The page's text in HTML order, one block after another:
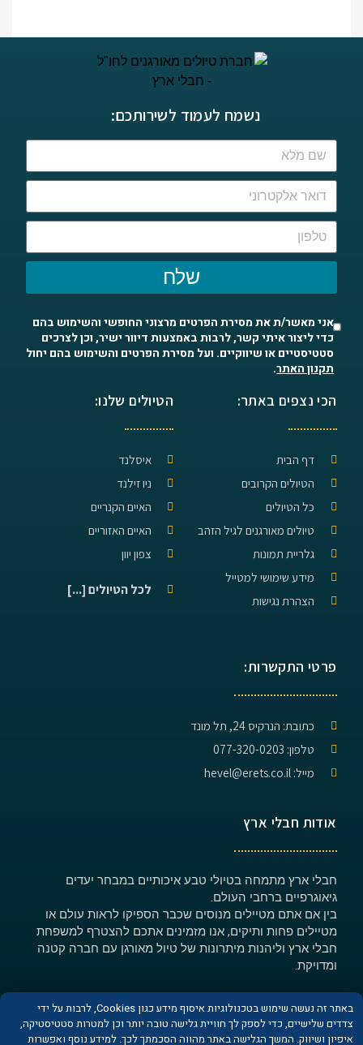
נשמח לעמוד לשירותכם:
שלח
אני מאשר/ת את מסירת הפרטים מרצוני החופשי והשימוש בהם
כדי ליצור איתי קשר, לרבות באמצעות דיוור ישיר, וכן לצרכים
סטטיסטיים או שיווקיים. ועל מסירת הפרטים והשימוש בהם יחול
תקנון האתר.
הכי נצפים באתר:
דף הבית
הטיולים הקרובים
כל הטיולים
טיולים מאורגנים לגיל הזהב
גלריית תמונות
מידע שימושי למטייל
הצהרת נגישות
הטיולים שלנו:
איסלנד
ניו זילנד
האיים הקנריים
האיים האזוריים
צפון יוון
לכל הטיולים [...]
פרטי התקשרות:
כתובת: הנרקיס 24, תל מונד
טלפון: 077-320-0203
מייל: hevel@erets.co.il
אודות חבלי ארץ
חבלי ארץ מתמחה בטיולי טבע איכותיים במבחר יעדים
גיאוגרפיים ברחבי העולם.
בין אם אתם מטיילים מנוסים שכבר הספיקו לראות עולם או
מטיילים פחות ותיקים, אנו מזמינים אתכם להצטרף למשפחת
חבלי ארץ וליהנות מיתרונות של טיול מאורגן עם חברה קטנה
ומדויקת.
באתר זה נעשה שימוש בטכנולוגיות איסוף מידע כגון Cookies, לרבות על ידי
צדדים שלישיים, כדי לספק לך חוויית גלישה טובה יותר וכן למטרות סטטיסטיקה,
איפיון ושיווק. המשך הגלישה באתר מהווה הסכמתך לכך. למידע נוסף ואפשרות